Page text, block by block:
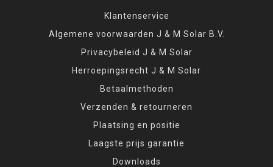
Klantenservice
Algemene voorwaarden J & M Solar B.V.
Privacybeleid J & M Solar
Herroepingsrecht J & M Solar
Betaalmethoden
Verzenden & retourneren
Plaatsing en positie
Laagste prijs garantie
Downloads